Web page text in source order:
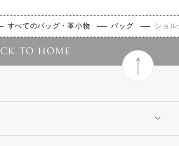
すべてのバッグ・革小物 バッグ ショル
TO HOME